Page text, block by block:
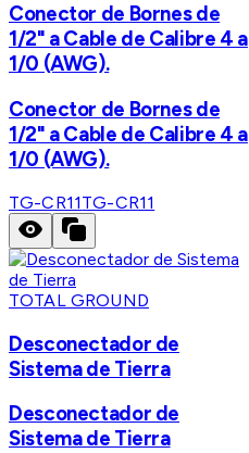
Conector de Bornes de
1/2" a Cable de Calibre 4 a
1/0 (AWG).
Conector de Bornes de
1/2" a Cable de Calibre 4 a
1/0 (AWG).
TG-CR11TG-CR11
TOTAL GROUND
Desconectador de
Sistema de Tierra
Desconectador de
Sistema de Tierra